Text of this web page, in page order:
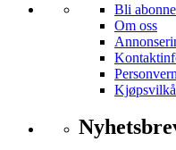
Bli
Om oss
Personvern